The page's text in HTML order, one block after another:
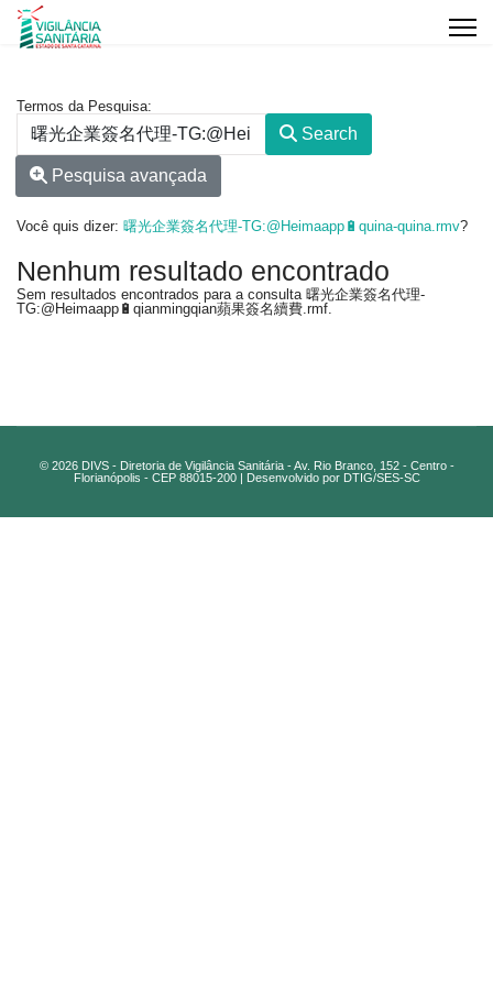
Formulário de pesquisa
Termos da Pesquisa:
Search
Pesquisa avançada
Você quis dizer: 曙光企業簽名代理-TG:@Heimaapp🔋quina-quina.rmv?
Nenhum resultado encontrado
Sem resultados encontrados para a consulta 曙光企業簽名代理-
TG:@Heimaapp🔋qianmingqian蘋果簽名續費.rmf.
© 2026 DIVS - Diretoria de Vigilância Sanitária - Av. Rio Branco, 152 - Centro -
Florianópolis - CEP 88015-200 | Desenvolvido por DTIG/SES-SC